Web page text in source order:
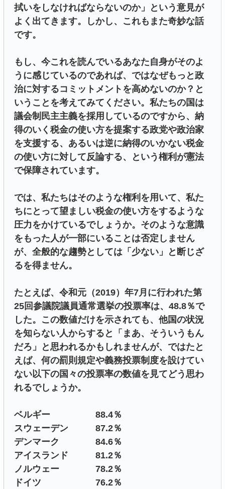
拭いをしなければならないのか」という意見が
よく出てきます。しかし、これもまた奇妙な話
です。
もし、今これを読んでいるあなた自身がそのよ
うに感じているのであれば、ではなぜもっと政
治に対するコミットメントを高めないのか？と
いうことを考えてみてください。私たちの国は
議会制民主主義を採用しているのですから、納
得のいく税金の使い方を提案する政党や政治家
を支援する、あるいは逆に納得のいかない税金
の使い方に対して反論する、という権利が憲法
で保障されています。
では、私たちはそのような権利を用いて、私た
ちにとって望ましい税金の使い方をするような
圧力をかけているでしょうか。そのような意識
をもった人が一部にいることは否定しません
が、全般的な趨勢としては「少ない」と断じざ
るを得ません。
たとえば、令和元（2019）年7月に行われた第
25回参議院議員通常選挙の投票率は、48.8％で
した。この数値だけを示されても、他国の状況
を知らない人からすると「まあ、そういうもん
だろ」と思われるかもしれませんが、ではたと
えば、何の罰則規定や義務投票制度を設けてい
ない以下の国々の投票率の数値を見てどう思わ
れるでしょうか。
ベルギー 88.4％
スウェーデン 87.2％
デンマーク 84.6％
アイスランド 81.2％
ノルウェー 78.2％
ドイツ 76.2％